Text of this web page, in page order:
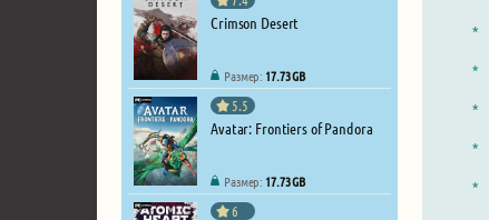
Crimson Desert
Размер: 17.73 GB
5.5
Avatar: Frontiers of Pandora
Размер: 17.73 GB
6